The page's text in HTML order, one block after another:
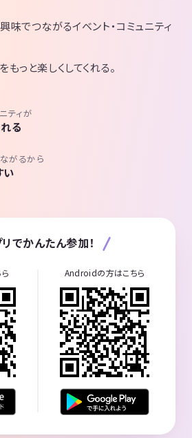
味でつながるイベント・コミュニティ
っと楽しくしてくれる。
ティが
る
がるから
い
でかんたん参加！
Androidの方はこちら